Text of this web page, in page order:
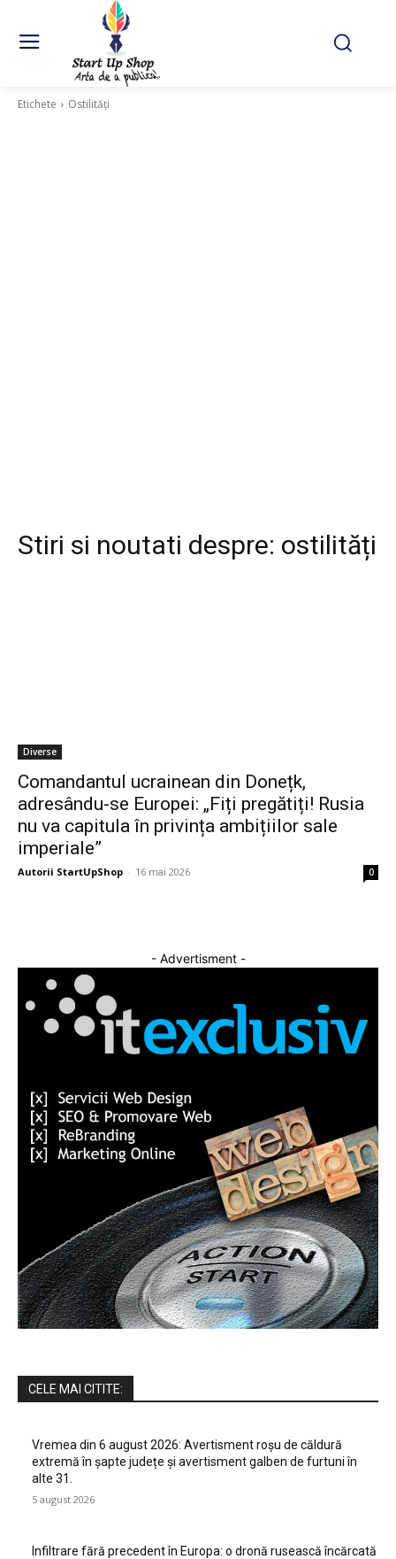
Etichete Ostilități
Stiri si noutati despre: ostilități
Diverse
Comandantul ucrainean din Donețk,
adresându-se Europei: „Fiți pregătiți! Rusia
nu va capitula în privința ambițiilor sale
imperiale”
Autorii StartUpShop - 16 mai 2026 0
- Advertisment -
CELE MAI CITITE:
Vremea din 6 august 2026: Avertisment roșu de căldură
extremă în șapte județe și avertisment galben de furtuni în
alte 31.
5 august 2026
Infiltrare fără precedent în Europa: o dronă rusească încărcată